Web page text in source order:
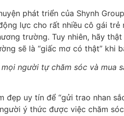
phát triển của Shynh
lực cho rất nhiều cô gái
trường. Tuy nhiên, hãy
sẽ là “giấc mơ có thật” khi
người tự chăm sóc và mua
đẹp uy tín để “gửi trao nhan
ý thức được việc chăm